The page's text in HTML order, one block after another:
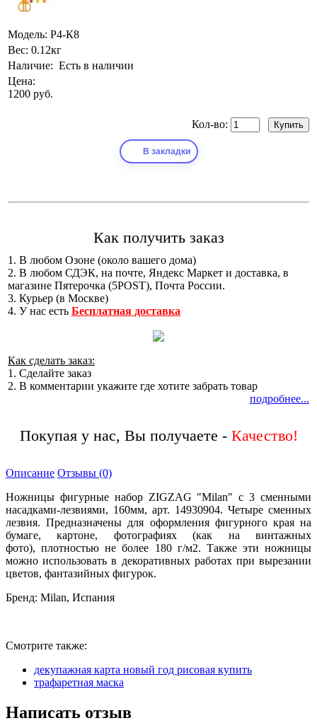
Модель: Р4-К8
Вес: 0.12кг
Наличие: Есть в наличии
Цена:
1200 руб.
Кол-во:
В закладки
Как получить заказ
1. В любом Озоне (около вашего дома)
2. В любом СДЭК, на почте, Яндекс Маркет и доставка, в
магазине Пятерочка (5POST), Почта России.
3. Курьер (в Москве)
4. У нас есть Бесплатная доставка
Как сделать заказ:
1. Сделайте заказ
2. В комментарии укажите где хотите забрать товар
подробнее...
Покупая у нас, Вы получаете -
Описание Отзывы (0)
Ножницы фигурные набор ZIGZAG "Milan" с 3 сменными
насадками-лезвиями, 160мм, арт. 14930904. Четыре сменных
лезвия. Предназначены для оформления фигурного края на
бумаге, картоне, фотографиях (как на винтажных
фото), плотностью не более 180 г/м2. Также эти ножницы
можно использовать в декоративных работах при вырезании
цветов, фантазийных фигурок.
Бренд: Milan, Испания
Смотрите также:
декупажная карта новый год рисовая купить
трафаретная маска
Написать отзыв